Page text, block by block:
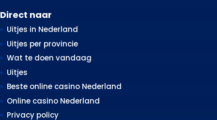
Direct naar
Uitjes in Nederland
Uitjes per provincie
Wat te doen vandaag
Uitjes
Beste online casino Nederland
Online casino Nederland
Privacy policy